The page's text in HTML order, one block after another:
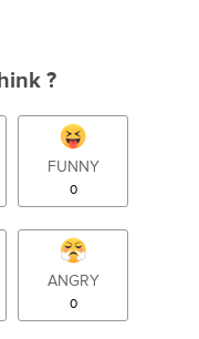
?
FUNNY
0
ANGRY
0